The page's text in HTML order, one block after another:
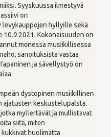
Syyskuussa ilmestyvä
on
levykauppojen hyllyille sekä
Kokonaisuuden on
monessa musiikillisessa
sanoituksista vastaa
ja sävellystyö on
dystopinen musiikillinen
ajatusten keskustelupalsta.
myllertävät ja mullistavat
siitä, miten
huolimatta